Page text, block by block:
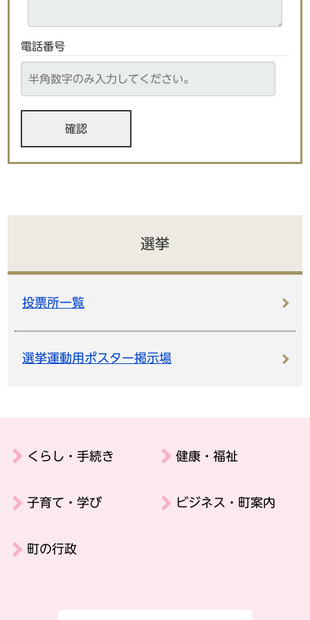
電話番号
選挙
投票所一覧
選挙運動用ポスター掲示場
くらし・手続き 健康・福祉
子育て・学び ビジネス・町案内
町の行政